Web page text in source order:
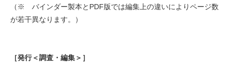
（※ バインダー製本とPDF版では編集上の違いによりページ数
が若干異なります。）
［発行＜調査・編集＞］